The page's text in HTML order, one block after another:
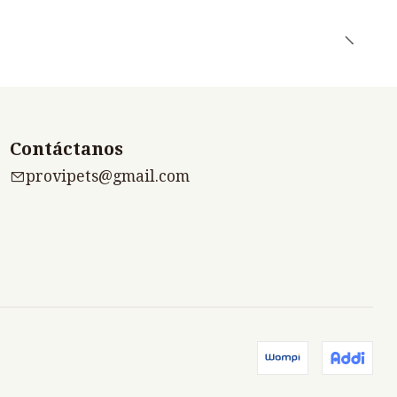
Contáctanos
provipets@gmail.com